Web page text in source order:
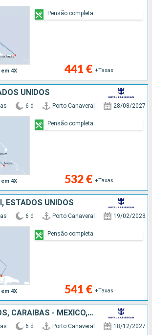
4X 441 € +Taxas
Pensão completa
UNIDOS
4X
6 d Porto Canaveral 28/08/2027
532 € +Taxas
Pensão completa
ESTADOS UNIDOS
4X
6 d Porto Canaveral 19/02/2028
541 € +Taxas
Pensão completa
ESTADOS UNIDOS, CARAIBAS - MEXICO, BAHAMAS
6 d Porto Canaveral 18/12/2027